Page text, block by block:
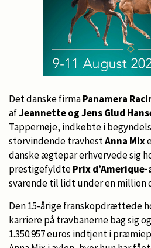
Det danske firmaPanamera
afJeannette og Jens Glud
Tappernøje, indkøbte i
storvindende travhestAnna Mix
danske ægtepar erhvervede sig
prestigefyldtePrix
svarende til lidt under en million
Den 15-årige franskopdrættede
karriere på travbanerne bag sig
1.350.957 euros indtjent i